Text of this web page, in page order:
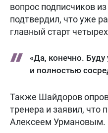
вопрос подписчиков
подтвердил, что уже
главный старт
«Да, конечно. Буду
и полностью
Также Шайдоров
тренера и заявил, что
Алексеем Урмановым.